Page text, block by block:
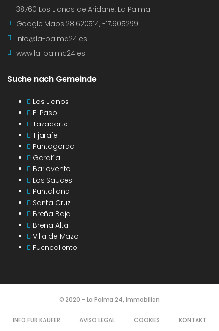
38760 Los Llanos de Aridane, La Palma
Google Maps 28.620514, -17.905299
info@la-palma24.es
www.la-palma24.es
Suche nach Gemeinde
Los Llanos
El Paso
Tazacorte
Tijarafe
Puntagorda
Garafía
Barlovento
Los Sauces
Puntallana
Santa Cruz
Breña Baja
Breña Alta
Villa de Mazo
Fuencaliente
© 2020 - La Palma 24, Immobilien
INFO FÜR KÄUFER AVISO LEGAL COOKIES KONTAKT